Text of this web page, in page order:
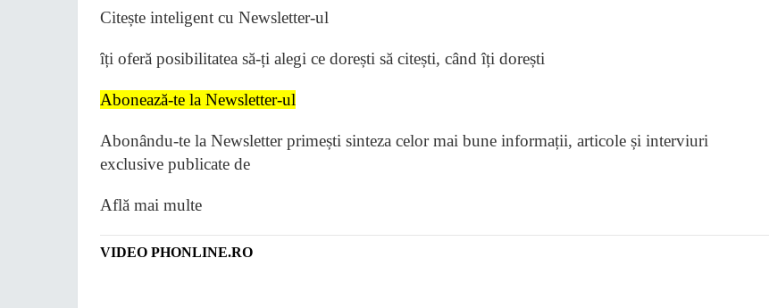
Citește inteligent cu Newsletter-ul
îți oferă posibilitatea să-ți alegi ce dorești să citești, când îți dorești
Abonează-te la Newsletter-ul
Abonându-te la Newsletter primești sinteza celor mai bune informații, articole și interviuri
exclusive publicate de
Află mai multe
VIDEO PHONLINE.RO